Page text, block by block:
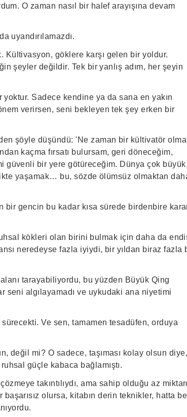
O zaman nasıl bir halef arayışına devam
uyandırılamazdı.
Kültivasyon, göklere karşı gelen bir yoldur.
şeyler değildir. Tek bir yanlış adım, her şeyin
yoktur. Sadece kendine ya da sana en yakın
verirsen, seni bekleyen tek şey erken bir
şöyle düşündü: 'Ne zaman bir kültivatör
kaçma fırsatı bulursam, geri döneceğim,
güvenli bir yere götüreceğim. Dünya çok büyük,
yaşamak… bu, sözde ölümsüz olmaktan
gencin bu kadar kısa sürede birdenbire
kökleri olan birini bulmak için daha da
neredeyse fazla iyiydi, bir yıldan biraz fazla
tarayabiliyordu, bu yüzden Büyük Qing
seni algılayamadı ve uykudaki ana niyetimi
sürecekti. Ve sen, tamamen tesadüfen, orduya
değil mi? O sadece, taşıması kolay olsun diye,
güçle kabaca bağlamıştı.
takıntılıydı, ama sahip olduğu az
olursa, kitabın derin teknikler, hatta